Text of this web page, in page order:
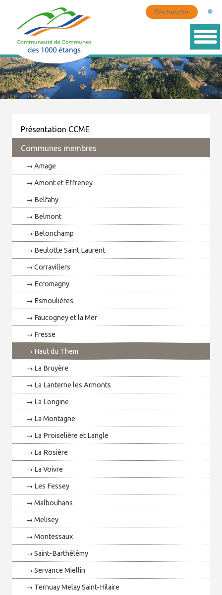
Présentation CCME
Communes membres
Amage
Amont et Effreney
Belfahy
Belmont
Belonchamp
Beulotte Saint Laurent
Corravillers
Ecromagny
Esmoulières
Faucogney et la Mer
Fresse
Haut du Them
La Bruyère
La Lanterne les Armonts
La Longine
La Montagne
La Proiselière et Langle
La Rosière
La Voivre
Les Fessey
Malbouhans
Melisey
Montessaux
Saint-Barthélémy
Servance Miellin
Ternuay Melay Saint-Hilaire